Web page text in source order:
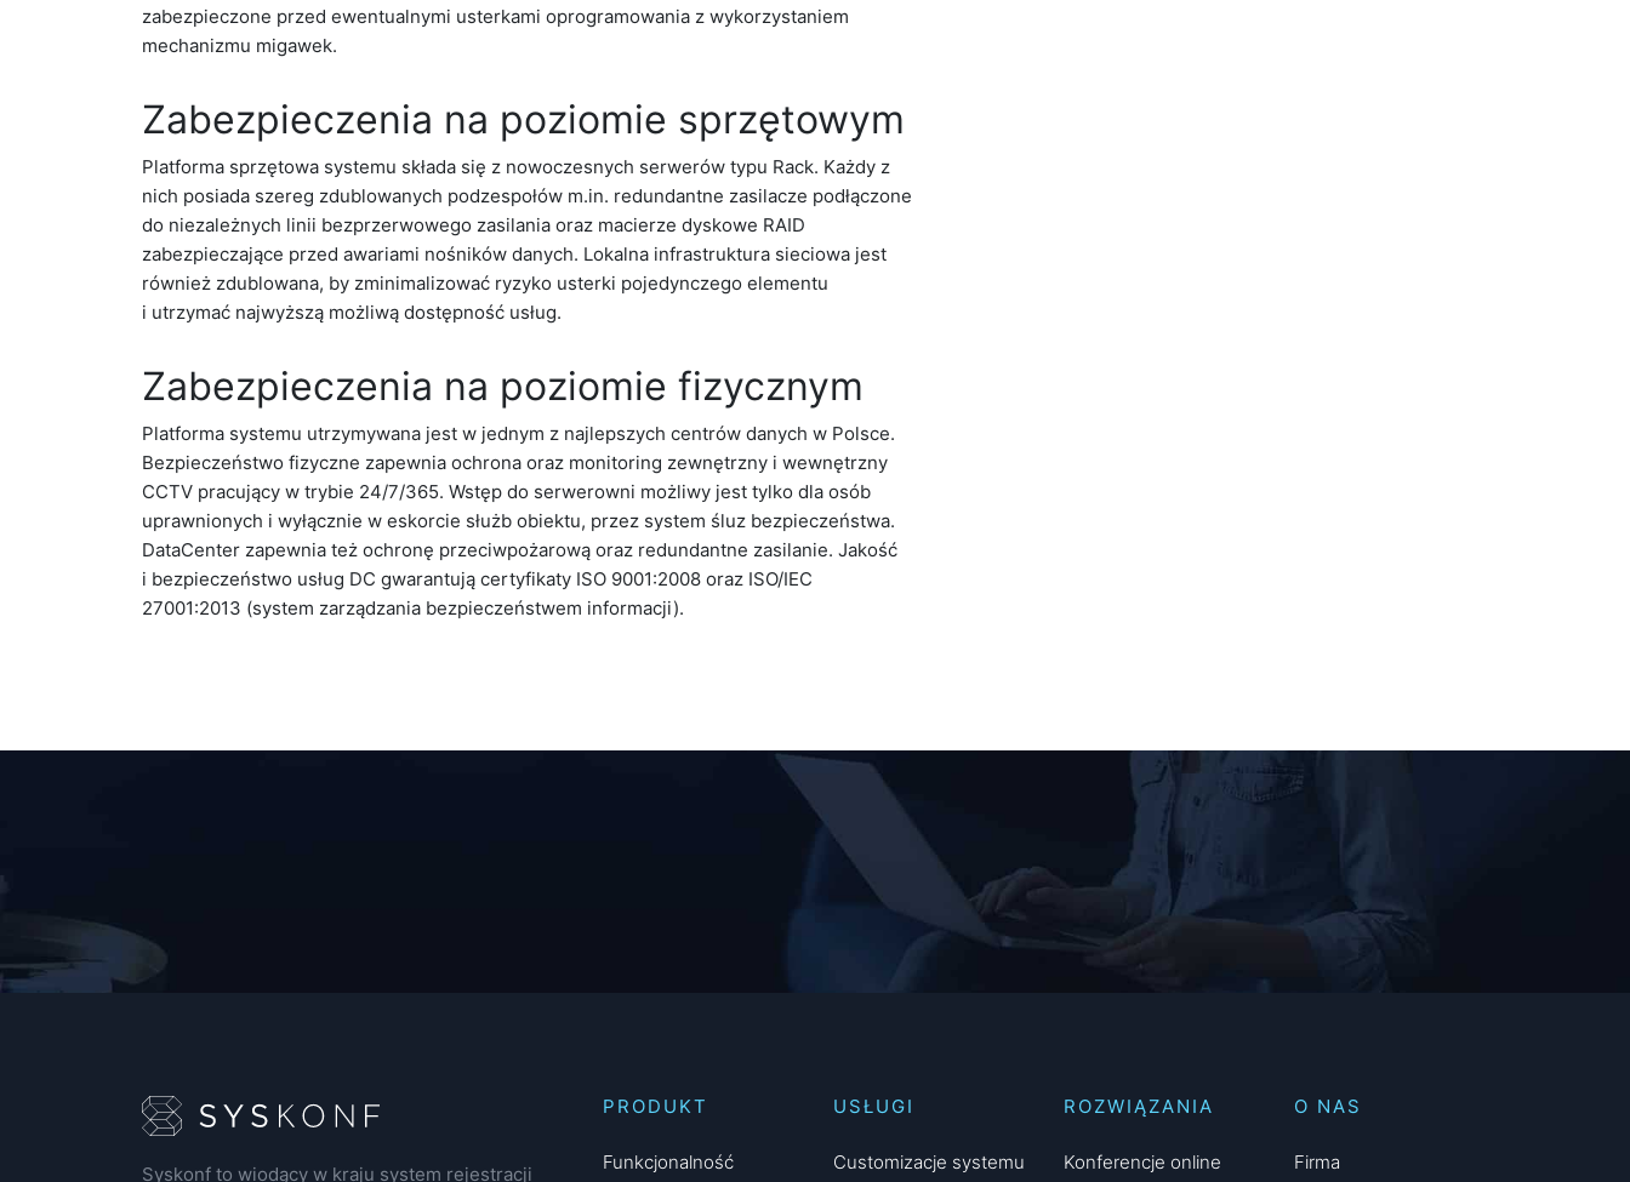
zabezpieczone przed ewentualnymi usterkami oprogramowania z wykorzystaniem
mechanizmu migawek.
Zabezpieczenia na poziomie sprzętowym
Platforma sprzętowa systemu składa się z nowoczesnych serwerów typu Rack. Każdy z
nich posiada szereg zdublowanych podzespołów m.in. redundantne zasilacze podłączone
do niezależnych linii bezprzerwowego zasilania oraz macierze dyskowe RAID
zabezpieczające przed awariami nośników danych. Lokalna infrastruktura sieciowa jest
również zdublowana, by zminimalizować ryzyko usterki pojedynczego elementu
i utrzymać najwyższą możliwą dostępność usług.
Zabezpieczenia na poziomie fizycznym
Platforma systemu utrzymywana jest w jednym z najlepszych centrów danych w Polsce.
Bezpieczeństwo fizyczne zapewnia ochrona oraz monitoring zewnętrzny i wewnętrzny
CCTV pracujący w trybie 24/7/365. Wstęp do serwerowni możliwy jest tylko dla osób
uprawnionych i wyłącznie w eskorcie służb obiektu, przez system śluz bezpieczeństwa.
DataCenter zapewnia też ochronę przeciwpożarową oraz redundantne zasilanie. Jakość
i bezpieczeństwo usług DC gwarantują certyfikaty ISO 9001:2008 oraz ISO/IEC
27001:2013 (system zarządzania bezpieczeństwem informacji).
Syskonf to wiodący w kraju system rejestracji
PRODUKT
Funkcjonalność
USŁUGI
Customizacje systemu
ROZWIĄZANIA
Konferencje online
O NAS
Firma